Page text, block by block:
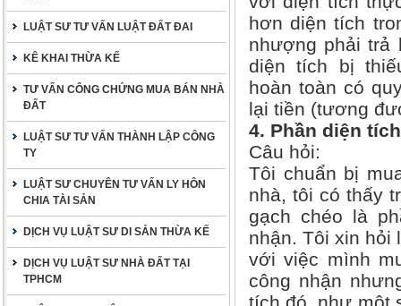
LUẬT SƯ TƯ VẤN LUẬT ĐẤT ĐAI
KÊ KHAI THỪA KẾ
TƯ VẤN CÔNG CHỨNG MUA BÁN NHÀ
ĐẤT
LUẬT SƯ TƯ VẤN THÀNH LẬP CÔNG
TY
LUẬT SƯ CHUYÊN TƯ VẤN LY HÔN
CHIA TÀI SẢN
DỊCH VỤ LUẬT SƯ DI SẢN THỪA KẾ
DỊCH VỤ LUẬT SƯ NHÀ ĐẤT TẠI
TPHCM
hơn diện tích
nhượng phải
diện tích bị
hoàn toàn có
lại tiền (tương
4. Phần diện
Câu hỏi:
Tôi chuẩn bị
nhà, tôi có thấy
gạch chéo là
nhận. Tôi xin hỏi
với việc mình
công nhận